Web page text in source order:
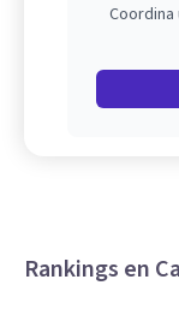
Rankings en